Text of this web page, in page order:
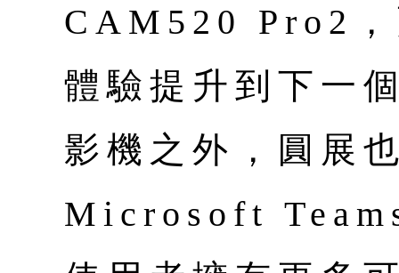
CAM520 Pro2
體驗提升到下一
影機之外，圓展
Microsoft